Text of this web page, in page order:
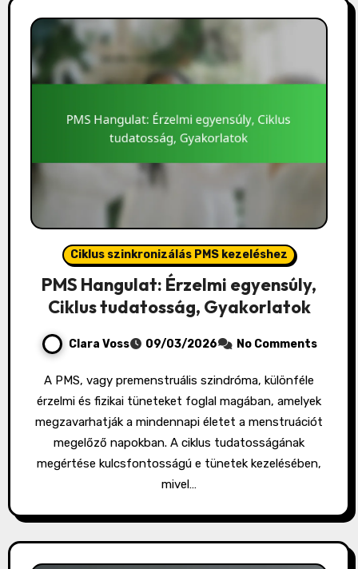
Ciklus szinkronizálás PMS kezeléshez
PMS Hangulat: Érzelmi egyensúly,
Ciklus tudatosság, Gyakorlatok
Clara Voss 09/03/2026 No Comments
A PMS, vagy premenstruális szindróma, különféle
érzelmi és fizikai tüneteket foglal magában, amelyek
megzavarhatják a mindennapi életet a menstruációt
megelőző napokban. A ciklus tudatosságának
megértése kulcsfontosságú e tünetek kezelésében,
mivel…